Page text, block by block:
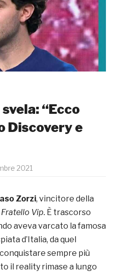
“Ecco
Discovery e
2021
Zorzi, vincitore della
Vip. È trascorso
aveva varcato la famosa
d’Italia, da quel
sempre più
il reality rimase a lungo